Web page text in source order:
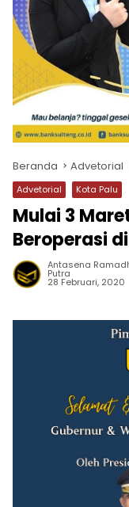
Beranda Advetorial
Advetorial Kota Palu
Mulai 3
Beroperasi
Antasena
Putra
28 Februari, 2020